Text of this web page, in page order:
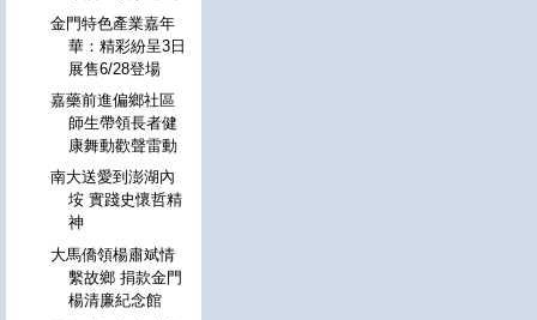
金門特色產業嘉年
華：精彩紛呈3日
展售6/28登場
嘉藥前進偏鄉社區
師生帶領長者健
康舞動歡聲雷動
南大送愛到澎湖內
垵 實踐史懷哲精
神
大馬僑領楊肅斌情
繫故鄉 捐款金門
楊清廉紀念館